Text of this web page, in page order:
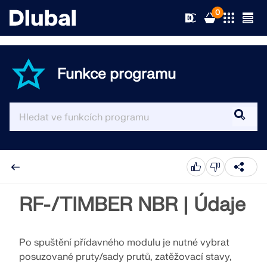
0
Řešení
Odvětví
Oblasti použití
Normy
Produkty
Jediný program pro statické výpočty, který
Více informací
Podpora
Podpora
Servis
Novinky
Školení
Stáhnout plnou verzi
Vzdělávání
Funkce programu
RF-/TIMBER NBR | Údaje
Po spuštění přídavného modulu je nutné vybrat
posuzované pruty/sady prutů, zatěžovací stavy,